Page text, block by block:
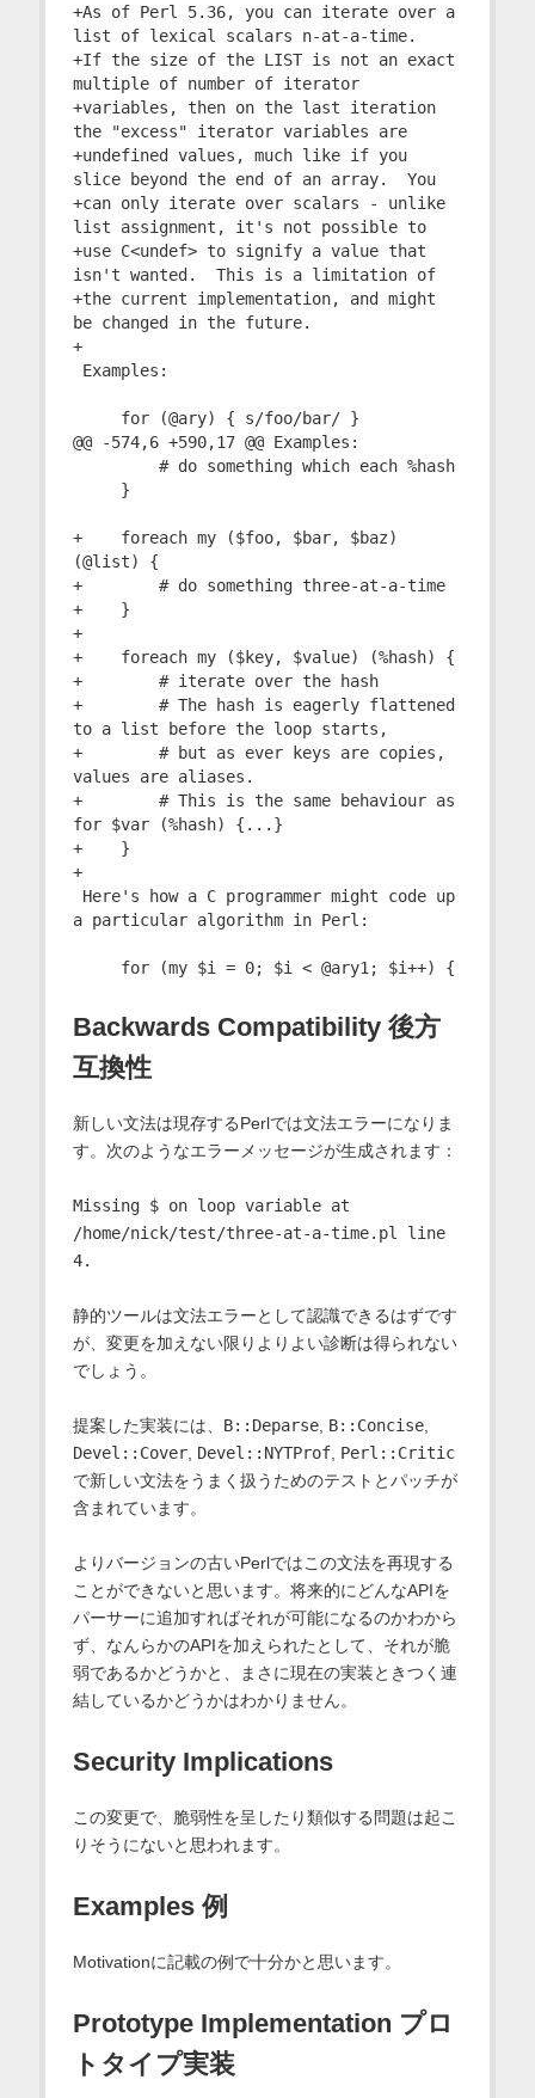
+As of Perl 5.36, you can iterate over a
list of lexical scalars n-at-a-time.
+If the size of the LIST is not an exact
multiple of number of iterator
+variables, then on the last iteration
the "excess" iterator variables are
+undefined values, much like if you
slice beyond the end of an array.  You
+can only iterate over scalars - unlike
list assignment, it's not possible to
+use C<undef> to signify a value that
isn't wanted.  This is a limitation of
+the current implementation, and might
be changed in the future.
+
@@ -574,6 +590,17 @@ Examples:
+    foreach my ($foo, $bar, $baz)
(@list) {
+        # do something three-at-a-time
+    }
+
+    foreach my ($key, $value) (%hash) {
+        # iterate over the hash
+        # The hash is eagerly flattened
to a list before the loop starts,
+        # but as ever keys are copies,
values are aliases.
+        # This is the same behaviour as
for $var (%hash) {...}
+    }
+
a particular algorithm in Perl:
Backwards Compatibility 後方
互換性
新しい文法は現存するPerlでは文法エラーになりま
す。次のようなエラーメッセージが生成されます：
Missing $ on loop variable at
/home/nick/test/three-at-a-time.pl line
4.
静的ツールは文法エラーとして認識できるはずです
が、変更を加えない限りよりよい診断は得られない
でしょう。
提案した実装には、 B::Deparse, B::Concise,
Devel::Cover, Devel::NYTProf, Perl::Critic
で新しい文法をうまく扱うためのテストとパッチが
含まれています。
よりバージョンの古いPerlではこの文法を再現する
ことができないと思います。将来的にどんなAPIを
パーサーに追加すればそれが可能になるのかわから
ず、なんらかのAPIを加えられたとして、それが脆
弱であるかどうかと、まさに現在の実装ときつく連
結しているかどうかはわかりません。
Security Implications
この変更で、脆弱性を呈したり類似する問題は起こ
りそうにないと思われます。
Examples 例
Motivationに記載の例で十分かと思います。
Prototype Implementation プロ
トタイプ実装